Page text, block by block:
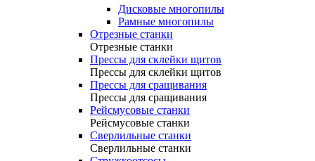
Дисковые многопилы
Рамные многопилы
Отрезные станки
Отрезные станки
Прессы для склейки щитов
Прессы для склейки щитов
Прессы для сращивания
Прессы для сращивания
Рейсмусовые станки
Рейсмусовые станки
Сверлильные станки
Сверлильные станки